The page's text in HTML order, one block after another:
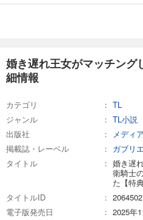
婚き遅れ王女がマッチン
細情報
カテゴリ
TL
ジャンル
TL小説
出版社
メディ
掲載誌・レーベル
ガブリ
タイトル
婚き遅
衛騎士
た【特
タイトルID
2064502
電子版発売日
2025年